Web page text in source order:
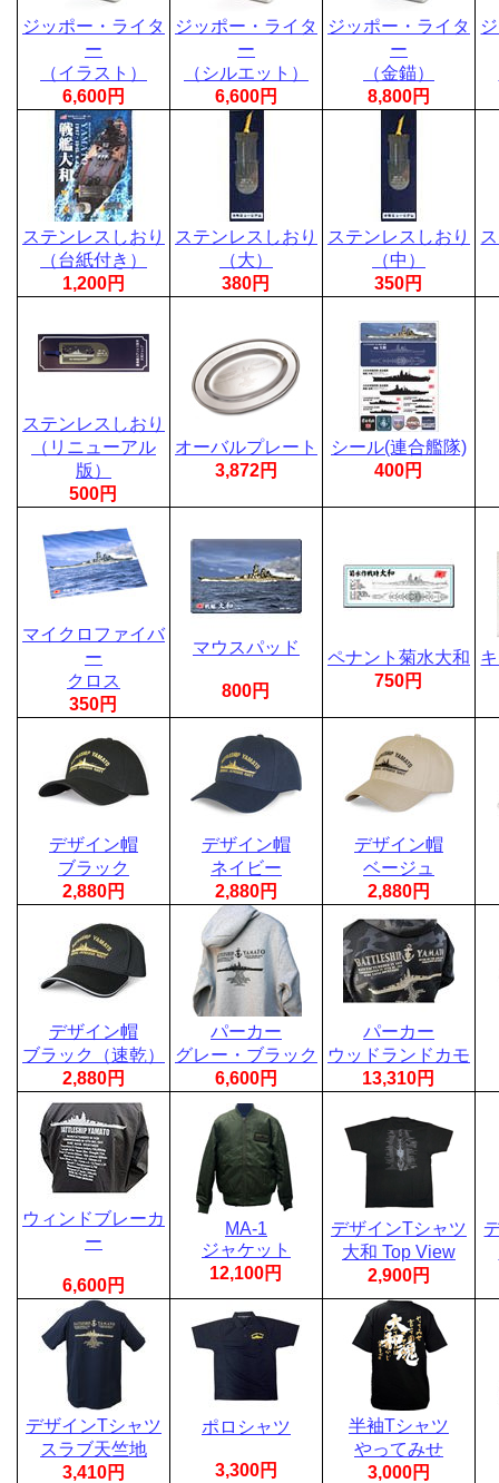
ジッポー・ライタ
ー
（イラスト）
6,600円
ジッポー・ライタ
ー
（シルエット）
6,600円
ジッポー・ライタ
ー
（金錨）
8,800円
ステンレスしおり
（台紙付き）
1,200円
ステンレスしおり
（大）
380円
ステンレスしおり
（中）
350円
ステンレスしおり
（リニューアル
版）
500円
オーバルプレート
3,872円
シール(連合艦隊)
400円
マイクロファイバ
ー
クロス
350円
マウスパッド
800円
ペナント菊水大和
750円
デザイン帽
ブラック
2,880円
デザイン帽
ネイビー
2,880円
デザイン帽
ベージュ
2,880円
デザイン帽
ブラック（速乾）
2,880円
パーカー
グレー・ブラック
6,600円
パーカー
ウッドランドカモ
13,310円
ウィンドブレーカ
ー
6,600円
MA-1
ジャケット
12,100円
デザインTシャツ
大和 Top View
2,900円
デザインTシャツ
スラブ天竺地
3,410円
ポロシャツ
3,300円
半袖Tシャツ
やってみせ
3,000円